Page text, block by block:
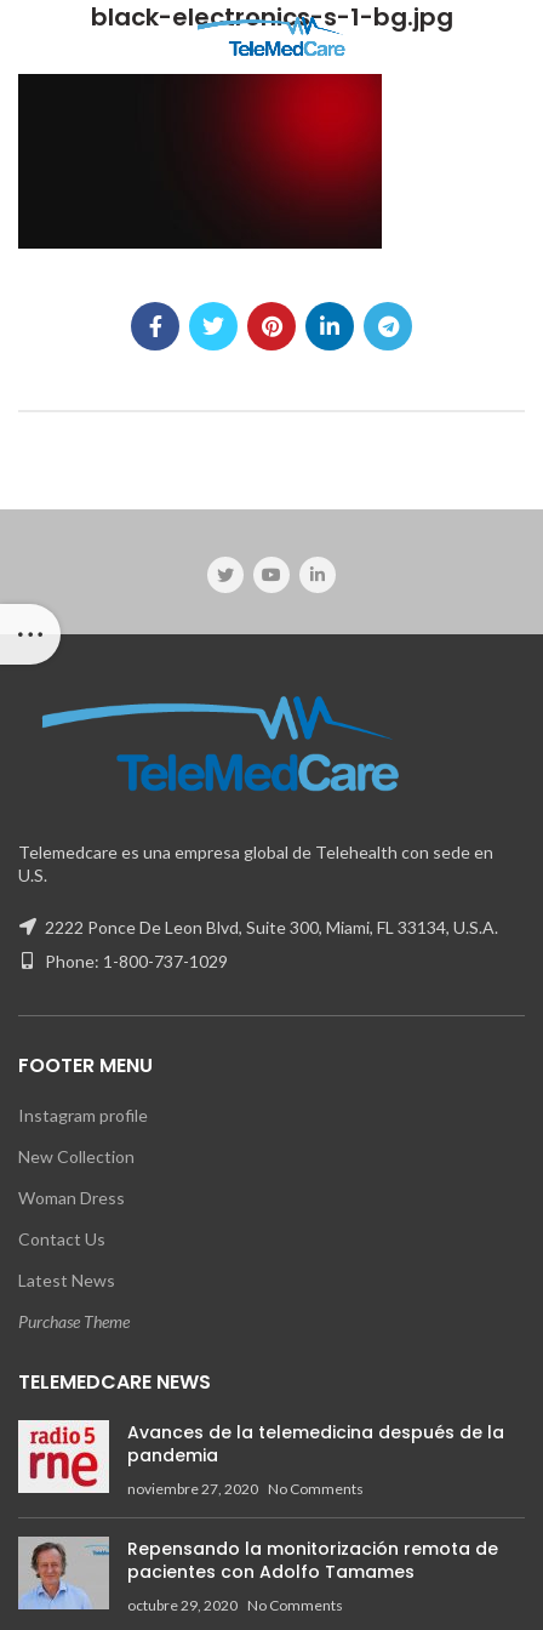
black-electronics-s-1-bg.jpg
Telemedcare es una empresa global de Telehealth con sede en
U.S.
2222 Ponce De Leon Blvd, Suite 300, Miami, FL 33134, U.S.A.
Phone: 1-800-737-1029
FOOTER MENU
Instagram profile
New Collection
Woman Dress
Contact Us
Latest News
Purchase Theme
TELEMEDCARE NEWS
Avances de la telemedicina después de la
pandemia
noviembre 27, 2020 No Comments
Repensando la monitorización remota de
pacientes con Adolfo Tamames
octubre 29, 2020 No Comments